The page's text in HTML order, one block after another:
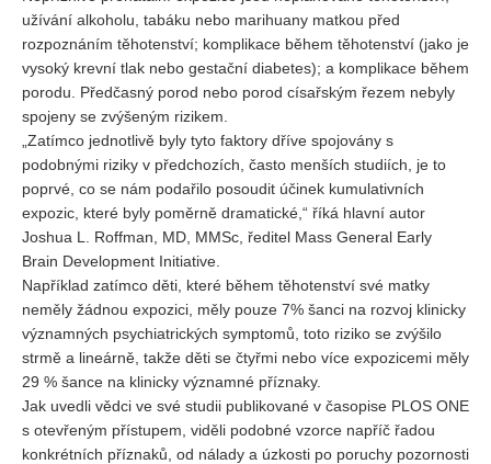
Vydání 1-2017
Vydání 4-2016
Archiv
BLOG
Pokyny pro autory
ARCHIV
užívání alkoholu, tabáku nebo marihuany matkou před
rozpoznáním těhotenství; komplikace během těhotenství (jako je
vysoký krevní tlak nebo gestační diabetes); a komplikace během
porodu. Předčasný porod nebo porod císařským řezem nebyly
spojeny se zvýšeným rizikem.
„Zatímco jednotlivě byly tyto faktory dříve spojovány s
podobnými riziky v předchozích, často menších studiích, je to
poprvé, co se nám podařilo posoudit účinek kumulativních
expozic, které byly poměrně dramatické,“ říká hlavní autor
Joshua L. Roffman, MD, MMSc, ředitel Mass General Early
Brain Development Initiative.
Například zatímco děti, které během těhotenství své matky
neměly žádnou expozici, měly pouze 7% šanci na rozvoj klinicky
významných psychiatrických symptomů, toto riziko se zvýšilo
strmě a lineárně, takže děti se čtyřmi nebo více expozicemi měly
29 % šance na klinicky významné příznaky.
Jak uvedli vědci ve své studii publikované v časopise PLOS ONE
s otevřeným přístupem, viděli podobné vzorce napříč řadou
konkrétních příznaků, od nálady a úzkosti po poruchy pozornosti